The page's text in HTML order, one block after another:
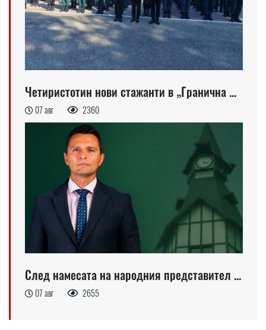
Четиристотин нови стажанти в „Гранична ...
07 авг 2360
След намесата на народния представител ...
07 авг 2655